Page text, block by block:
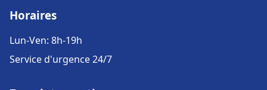
Horaires
Lun-Ven: 8h-19h
Service d'urgence 24/7